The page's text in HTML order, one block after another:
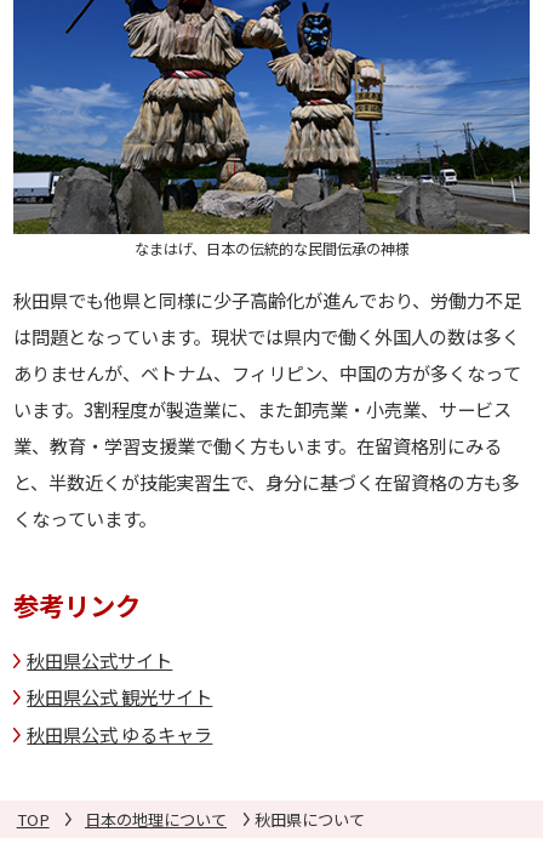
なまはげ、日本の伝統的な民間伝承の神様
秋田県でも他県と同様に少子高齢化が進んでおり、労働力不足
は問題となっています。現状では県内で働く外国人の数は多く
ありませんが、ベトナム、フィリピン、中国の方が多くなって
います。3割程度が製造業に、また卸売業・小売業、サービス
業、教育・学習支援業で働く方もいます。在留資格別にみる
と、半数近くが技能実習生で、身分に基づく在留資格の方も多
くなっています。
参考リンク
秋田県公式サイト
秋田県公式 観光サイト
秋田県公式 ゆるキャラ
TOP 日本の地理について 秋田県について